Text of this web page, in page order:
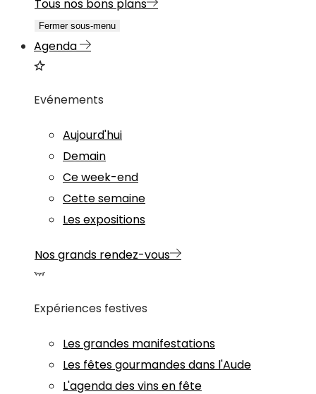
Tous nos bons plans
Fermer sous-menu
Agenda
Evénements
Aujourd'hui
Demain
Ce week-end
Cette semaine
Les expositions
Nos grands rendez-vous
Expériences festives
Les grandes manifestations
Les fêtes gourmandes dans l'Aude
L'agenda des vins en fête